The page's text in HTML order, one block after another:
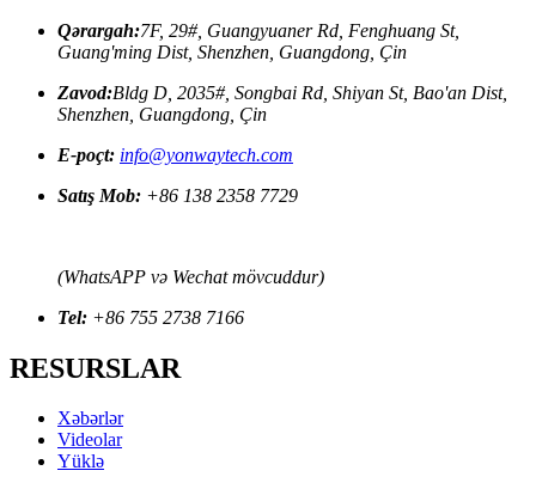
Qərargah:7F, 29#, Guangyuaner Rd, Fenghuang St,
Guang'ming Dist, Shenzhen, Guangdong, Çin
Zavod:Bldg D, 2035#, Songbai Rd, Shiyan St, Bao'an Dist,
Shenzhen, Guangdong, Çin
E-poçt: info@yonwaytech.com
Satış Mob: +86 138 2358 7729
(WhatsAPP və Wechat mövcuddur)
Tel: +86 755 2738 7166
RESURSLAR
Xəbərlər
Videolar
Yüklə